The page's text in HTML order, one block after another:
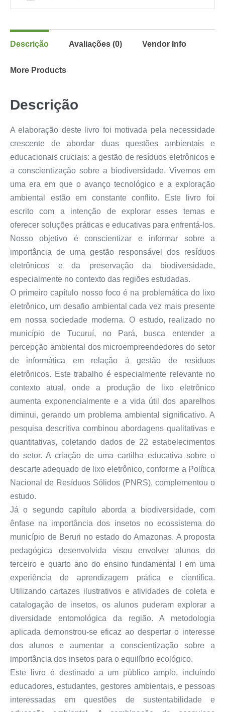
Descrição Avaliações (0) Vendor Info
More Products
Descrição
A elaboração deste livro foi motivada pela necessidade
crescente de abordar duas questões ambientais e
educacionais cruciais: a gestão de resíduos eletrônicos e
a conscientização sobre a biodiversidade. Vivemos em
uma era em que o avanço tecnológico e a exploração
ambiental estão em constante conflito. Este livro foi
escrito com a intenção de explorar esses temas e
oferecer soluções práticas e educativas para enfrentá-los.
Nosso objetivo é conscientizar e informar sobre a
importância de uma gestão responsável dos resíduos
eletrônicos e da preservação da biodiversidade,
especialmente no contexto das regiões estudadas.
O primeiro capítulo nosso foco é na problemática do lixo
eletrônico, um desafio ambiental cada vez mais presente
em nossa sociedade moderna. O estudo, realizado no
município de Tucuruí, no Pará, busca entender a
percepção ambiental dos microempreendedores do setor
de informática em relação à gestão de resíduos
eletrônicos. Este trabalho é especialmente relevante no
contexto atual, onde a produção de lixo eletrônico
aumenta exponencialmente e a vida útil dos aparelhos
diminui, gerando um problema ambiental significativo. A
pesquisa descritiva combinou abordagens qualitativas e
quantitativas, coletando dados de 22 estabelecimentos
do setor. A criação de uma cartilha educativa sobre o
descarte adequado de lixo eletrônico, conforme a Política
Nacional de Resíduos Sólidos (PNRS), complementou o
estudo.
Já o segundo capítulo aborda a biodiversidade, com
ênfase na importância dos insetos no ecossistema do
município de Beruri no estado do Amazonas. A proposta
pedagógica desenvolvida visou envolver alunos do
terceiro e quarto ano do ensino fundamental I em uma
experiência de aprendizagem prática e científica.
Utilizando cartazes ilustrativos e atividades de coleta e
catalogação de insetos, os alunos puderam explorar a
diversidade entomológica da região. A metodologia
aplicada demonstrou-se eficaz ao despertar o interesse
dos alunos e aumentar a conscientização sobre a
importância dos insetos para o equilíbrio ecológico.
Este livro é destinado a um público amplo, incluindo
educadores, estudantes, gestores ambientais, e pessoas
interessadas em questões de sustentabilidade e